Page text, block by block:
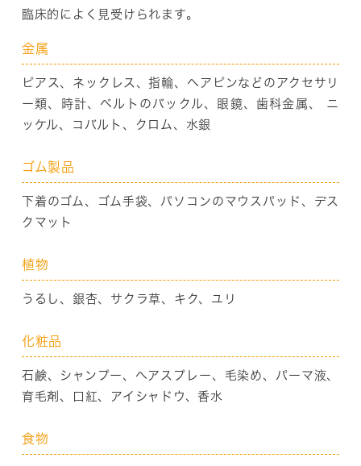
臨床的によく見受けられます。
金属
ピアス、ネックレス、指輪、ヘアピンなどのアクセサリ
ー類、時計、ベルトのバックル、眼鏡、歯科金属、 ニ
ッケル、コバルト、クロム、水銀
ゴム製品
下着のゴム、ゴム手袋、パソコンのマウスパッド、デス
クマット
植物
うるし、銀杏、サクラ草、キク、ユリ
化粧品
石鹸、シャンプー、ヘアスプレー、毛染め、パーマ液、
育毛剤、口紅、アイシャドウ、香水
食物